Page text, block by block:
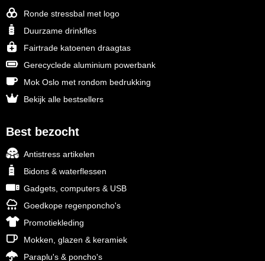
Ronde stressbal met logo
Duurzame drinkfles
Fairtrade katoenen draagtas
Gerecyclede aluminium powerbank
Mok Oslo met rondom bedrukking
Bekijk alle bestsellers
Best bezocht
Antistress artikelen
Bidons & waterflessen
Gadgets, computers & USB
Goedkope regenponcho's
Promotiekleding
Mokken, glazen & keramiek
Paraplu's & poncho's